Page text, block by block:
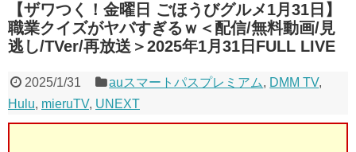
【ザワつく！金曜日 ごほうびグルメ1月31日】
職業クイズがヤバすぎるｗ＜配信/無料動画/見
逃し/TVer/再放送＞2025年1月31日FULL LIVE
2025/1/31 auスマートパスプレミアム, DMM TV,
Hulu, mieruTV, UNEXT